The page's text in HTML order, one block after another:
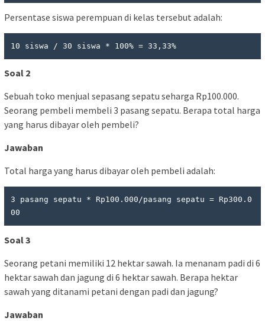
Persentase siswa perempuan di kelas tersebut adalah:
Soal 2
Sebuah toko menjual sepasang sepatu seharga Rp100.000.
Seorang pembeli membeli 3 pasang sepatu. Berapa total harga
yang harus dibayar oleh pembeli?
Jawaban
Total harga yang harus dibayar oleh pembeli adalah:
3 pasang sepatu * Rp100.000/pasang sepatu = Rp300.0
Soal 3
Seorang petani memiliki 12 hektar sawah. Ia menanam padi di 6
hektar sawah dan jagung di 6 hektar sawah. Berapa hektar
sawah yang ditanami petani dengan padi dan jagung?
Jawaban